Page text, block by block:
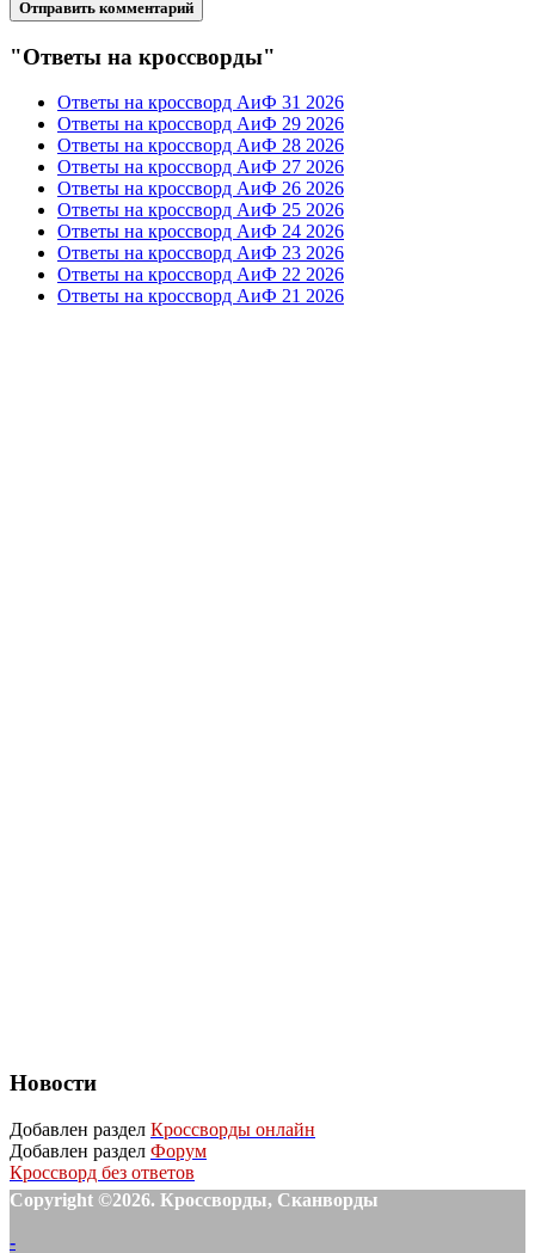
"Ответы на кроссворды"
Ответы на кроссворд АиФ 31 2026
Ответы на кроссворд АиФ 29 2026
Ответы на кроссворд АиФ 28 2026
Ответы на кроссворд АиФ 27 2026
Ответы на кроссворд АиФ 26 2026
Ответы на кроссворд АиФ 25 2026
Ответы на кроссворд АиФ 24 2026
Ответы на кроссворд АиФ 23 2026
Ответы на кроссворд АиФ 22 2026
Ответы на кроссворд АиФ 21 2026
Новости
Добавлен раздел Кроссворды онлайн
Добавлен раздел Форум
Кроссворд без ответов
Copyright ©2026. Кроссворды, Сканворды
-